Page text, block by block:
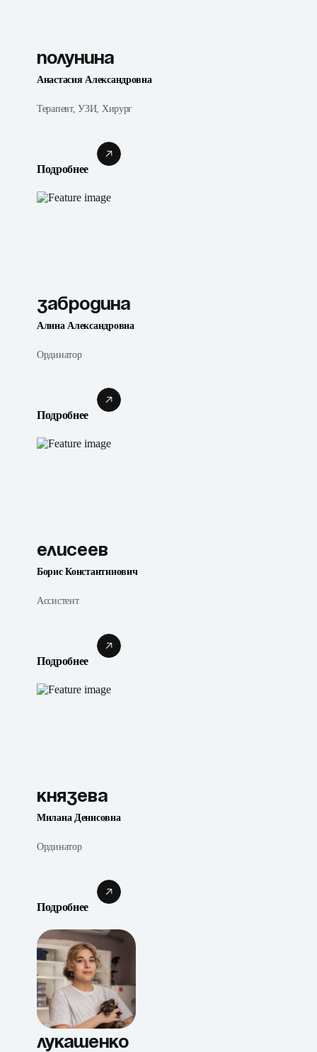
Полунина
Анастасия Александровна
Терапевт, УЗИ, Хирург
Подробнее
Забродина
Алина Александровна
Ординатор
Подробнее
Елисеев
Борис Константинович
Ассистент
Подробнее
Князева
Милана Денисовна
Ординатор
Подробнее
Лукашенко